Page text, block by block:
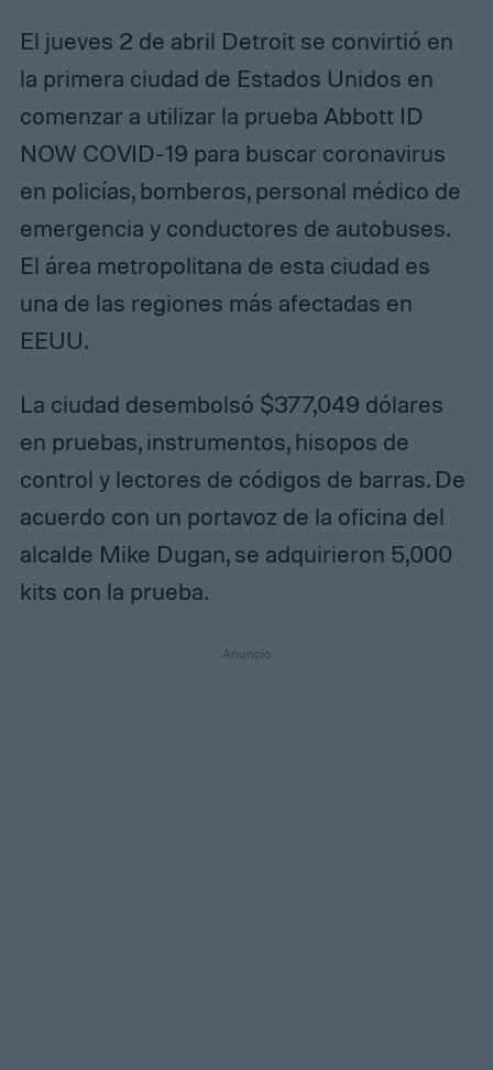
El jueves 2 de abril Detroit se convirtió en
la primera ciudad de Estados Unidos en
comenzar a utilizar la prueba Abbott ID
NOW COVID-19 para buscar coronavirus
en policías, bomberos, personal médico de
emergencia y conductores de autobuses.
El área metropolitana de esta ciudad es
una de las regiones más afectadas en
EEUU.
La ciudad desembolsó $377,049 dólares
en pruebas, instrumentos, hisopos de
control y lectores de códigos de barras. De
acuerdo con un portavoz de la oficina del
alcalde Mike Dugan, se adquirieron 5,000
kits con la prueba.